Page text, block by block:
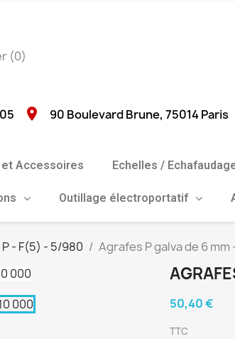
(0)
location_on 90 Boulevard Brune, 75014 Paris
Accessoires Echelles /
Outillage électroportatif
P - F(5) - 5/980 Agrafes P galva de 6
50,40 €
TTC